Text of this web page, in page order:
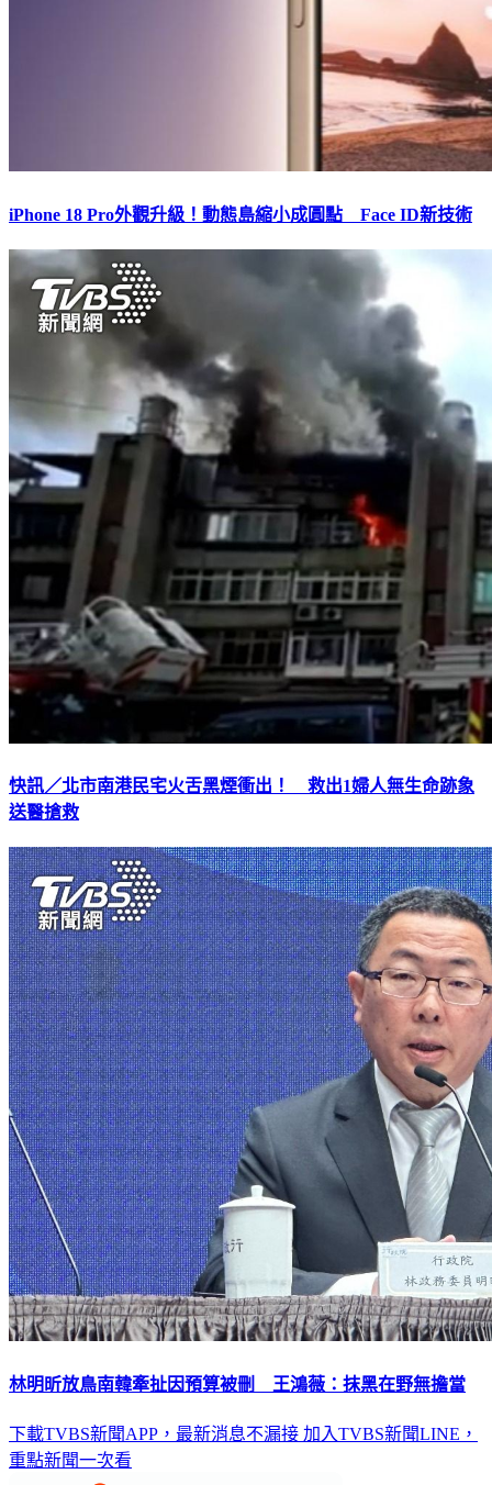
iPhone 18 Pro外觀升級！動態島縮小成圓點 Face ID新技術
快訊／北市南港民宅火舌黑煙衝出！ 救出1婦人無生命跡象
送醫搶救
林明昕放鳥南韓牽扯因預算被刪 王鴻薇：抹黑在野無擔當
下載TVBS新聞APP，最新消息不漏接 加入TVBS新聞LINE，
重點新聞一次看